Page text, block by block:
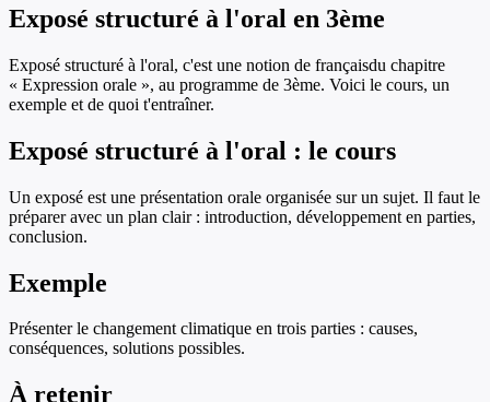
Exposé structuré à l'oral en 3ème
Exposé structuré à l'oral, c'est une notion de françaisdu chapitre
« Expression orale », au programme de 3ème. Voici le cours, un
exemple et de quoi t'entraîner.
Exposé structuré à l'oral : le cours
Un exposé est une présentation orale organisée sur un sujet. Il faut le
préparer avec un plan clair : introduction, développement en parties,
conclusion.
Exemple
Présenter le changement climatique en trois parties : causes,
conséquences, solutions possibles.
À retenir